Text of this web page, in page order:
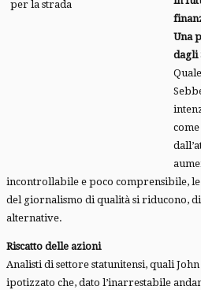
Una
dagli
incontrollabile e poco comprensibile,
del giornalismo di qualità si riducono,
alternative.
Riscatto delle azioni
Analisti di settore statunitensi, quali
ipotizzato che, dato l’inarrestabile